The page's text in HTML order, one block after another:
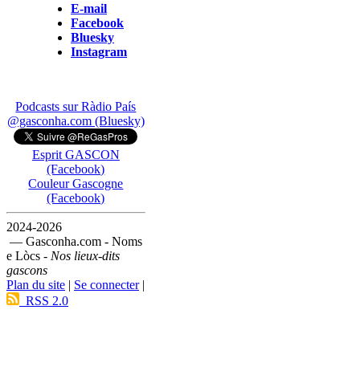
E-mail
Facebook
Bluesky
Instagram
Podcasts sur Ràdio País
@gasconha.com (Bluesky)
Esprit GASCON
(Facebook)
Couleur Gascogne
(Facebook)
2024-2026
— Gasconha.com - Noms
e Lòcs - Nos lieux-dits
gascons
Plan du site | Se connecter|
RSS 2.0